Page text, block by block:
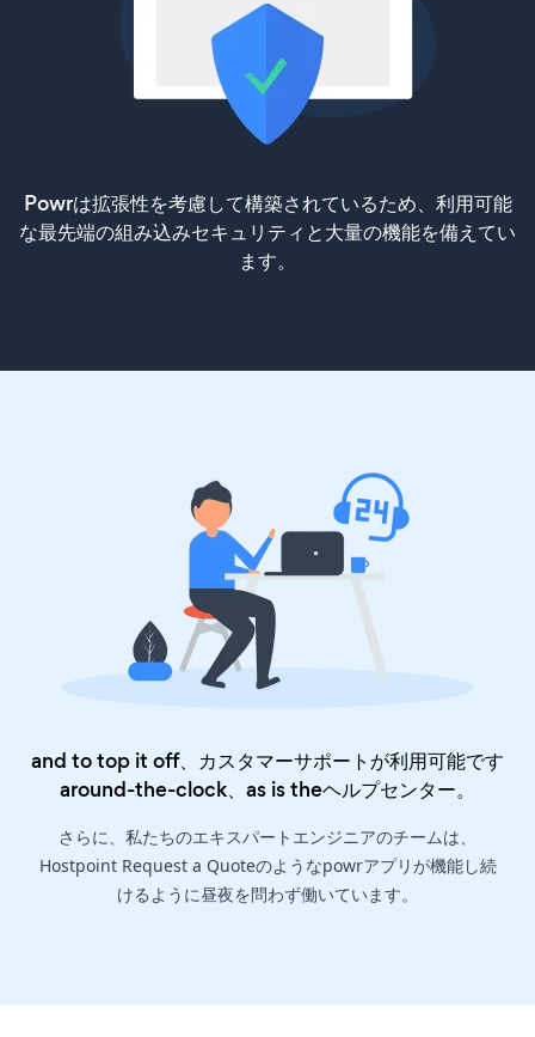
Powrは拡張性を考慮して構築されているため、利用可能
な最先端の組み込みセキュリティと大量の機能を備えてい
ます。
and to top it off、カスタマーサポートが利用可能です
around-the-clock、as is theヘルプセンター。
さらに、私たちのエキスパートエンジニアのチームは、
Hostpoint Request a Quoteのようなpowrアプリが機能し続
けるように昼夜を問わず働いています。